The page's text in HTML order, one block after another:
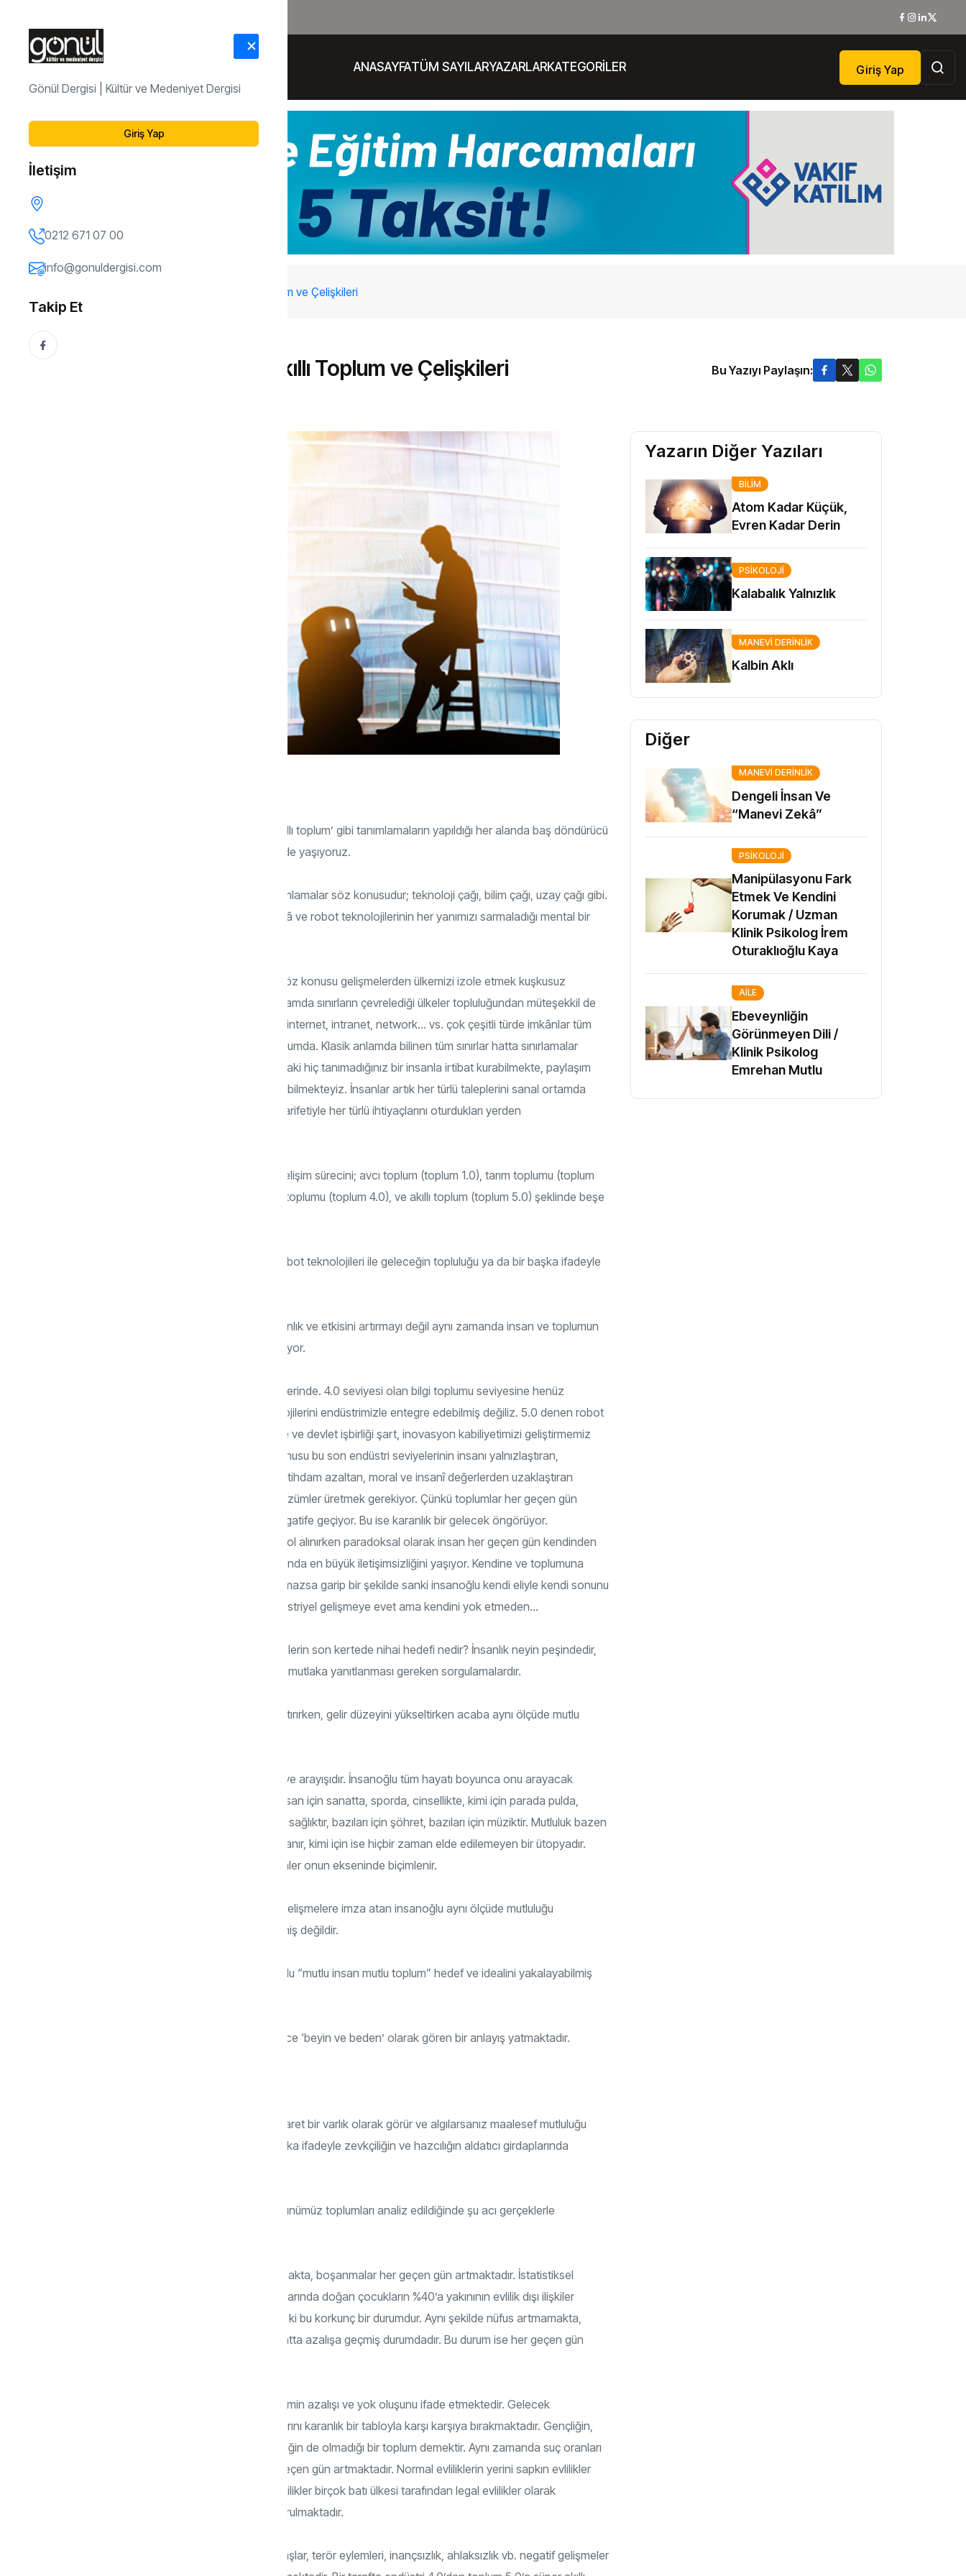
ANASAYFATÜM SAYILARYAZARLARKATEGORİLER
Giriş Yap
Gönül Dergisi | Kültür ve Medeniyet Dergisi
Giriş Yap
İletişim
0212 671 07 00
info@gonuldergisi.com
Takip Et
Yapay Zeka-Süper Akıllı Toplum ve Çelişkileri
Yapay Zeka-Süper Akıllı Toplum ve Çelişkileri Bu Yazıyı Paylaşın:
Endüstri 4.0’dan Toplum 5.0’a, ‘süper akıllı toplum’ gibi tanımlamaların yapıldığı her alanda baş döndürücü
gelişmelerin yaşandığı bir zaman kesitinde yaşıyoruz.
Günümüz için ifade edilen çok farklı tanımlamalar söz konusudur; teknoloji çağı, bilim çağı, uzay çağı gibi.
Hatta bugün gelinen noktada yapay zekâ ve robot teknolojilerinin her yanımızı sarmaladığı mental bir
Makro ölçekte tüm dünyada yaşanılan söz konusu gelişmelerden ülkemizi izole etmek kuşkusuz
mümkün değildir. Çağımız artık klasik anlamda sınırların çevrelediği ülkeler topluluğundan müteşekkil de
değil. Siber teknolojiler, dijital gelişmeler, internet, intranet, network… vs. çok çeşitli türde imkânlar tüm
dünyayı global bir köy haline getirmiş durumda. Klasik anlamda bilinen tüm sınırlar hatta sınırlamalar
ortadan kalktı. Dünya’nın diğer bir ucundaki hiç tanımadığınız bir insanla irtibat kurabilmekte, paylaşım
yapabilmekte, alışveriş imkânları sağlayabilmekteyiz. İnsanlar artık her türlü taleplerini sanal ortamda
gerçekleştirebilmekte, dijital düğmeler marifetiyle her türlü ihtiyaçlarını oturdukları yerden
Yapılan çalışmalar insanlığın teknolojik gelişim sürecini; avcı toplum (toplum 1.0), tarım toplumu (toplum
2.0), endüstri toplumu (toplum 3.0), bilgi toplumu (toplum 4.0), ve akıllı toplum (toplum 5.0) şeklinde beşe
Toplum 5.0 sayesinde yapay zeka ve robot teknolojileri ile geleceğin topluluğu ya da bir başka ifadeyle
Toplum 5.0 ile sadece teknolojinin yaygınlık ve etkisini artırmayı değil aynı zamanda insan ve toplumun
yaşam kalitesinin de artırılması hedefleniyor.
Türkiye birtakım verilere göre 3.0 seviyelerinde. 4.0 seviyesi olan bilgi toplumu seviyesine henüz
ulaşabilmiş değiliz. Siber ve dijital teknolojilerini endüstrimizle entegre edebilmiş değiliz. 5.0 denen robot
ve yapay zeka teknolojileri için üniversite ve devlet işbirliği şart, inovasyon kabiliyetimizi geliştirmemiz
gerekiyor ama aynı zamanda da söz konusu bu son endüstri seviyelerinin insanı yalnızlaştıran,
mekanikleştiren makine haline getiren, istihdam azaltan, moral ve insanî değerlerden uzaklaştıran
komplikasyonlarına karşı da alternatif çözümler üretmek gerekiyor. Çünkü toplumlar her geçen gün
yaşlanıyor, nüfus artış hızı duruyor ve negatife geçiyor. Bu ise karanlık bir gelecek öngörüyor.
Teknolojide endüstride zirvelere doğru yol alınırken paradoksal olarak insan her geçen gün kendinden
uzaklaşıyor. İronik bir şekilde iletişim çağında en büyük iletişimsizliğini yaşıyor. Kendine ve toplumuna
yabancılaşıyor. Yalnızlaşıyor. Önlem alınmazsa garip bir şekilde sanki insanoğlu kendi eliyle kendi sonunu
hazırlıyor. İnsanlık yararına her türlü endüstriyel gelişmeye evet ama kendini yok etmeden…
Tüm baş döndüren bu teknolojik gelişmelerin son kertede nihai hedefi nedir? İnsanlık neyin peşindedir,
neyi aramaktadır?.. türü ontolojik sorular mutlaka yanıtlanması gereken sorgulamalardır.
İnsan maddi anlamda refah seviyesini artırırken, gelir düzeyini yükseltirken acaba aynı ölçüde mutlu
Mutluluk, tüm insanların en temel özlem ve arayışıdır. İnsanoğlu tüm hayatı boyunca onu arayacak
biçimde dizayn edilmiştir. Mutluluk kimi insan için sanatta, sporda, cinsellikte, kimi için parada pulda,
makam, mevki ve statüdedir; bazıları için sağlıktır, bazıları için şöhret, bazıları için müziktir. Mutluluk bazen
içki masalarında, bazen uyuşturucuda aranır, kimi için ise hiçbir zaman elde edilemeyen bir ütopyadır.
Dinler onun için vardır, tüm felsefe ve izmler onun ekseninde biçimlenir.
Gelin görün ki baş döndüren teknolojik gelişmelere imza atan insanoğlu aynı ölçüde mutluluğu
yakalayabilmekteki başarıyı yakalayabilmiş değildir.
Akıllı toplum, yapay zekâ üreten insanoğlu “mutlu insan mutlu toplum” hedef ve idealini yakalayabilmiş
Bu yakıcı sorunun temelinde insanı sadece ‘beyin ve beden’ olarak gören bir anlayış yatmaktadır.
Siz insanı sadece beyin ve bedenden ibaret bir varlık olarak görür ve algılarsanız maalesef mutluluğu
ıskalayan ama hedonizmin ya da bir başka ifadeyle zevkçiliğin ve hazcılığın aldatıcı girdaplarında
Tüm ilerleme ve gelişmelerine rağmen günümüz toplumları analiz edildiğinde şu acı gerçeklerle
Aile kurumu çatırdamakta, evlilikler azalmakta, boşanmalar her geçen gün artmaktadır. İstatistiksel
verilere bakıldığında gelişmiş batı toplumlarında doğan çocukların %40’a yakınının evlilik dışı ilişkiler
sonucu dünyaya geldikleri görülmektedir ki bu korkunç bir durumdur. Aynı şekilde nüfus artmamakta,
aksine birçok batı ülkesinde durmakta hatta azalışa geçmiş durumdadır. Bu durum ise her geçen gün
Yaşlanmış bir toplum genç ve çocuk kesimin azalışı ve yok oluşunu ifade etmektedir. Gelecek
projeksiyonları yapıldığında batı toplumlarını karanlık bir tabloyla karşı karşıya bırakmaktadır. Gençliğin,
çocukların bulunmadığı bir toplum geleceğin de olmadığı bir toplum demektir. Aynı zamanda suç oranları
yükselmekte uyuşturucu bağımlılığı her geçen gün artmaktadır. Normal evliliklerin yerini sapkın evlilikler
almakta hatta homoseksüel lezbiyen evlilikler birçok batı ülkesi tarafından legal evlilikler olarak
tanınmakta ve yasal güvenceye kavuşturulmaktadır.
İntiharların yükseliş trendinde oluşu, savaşlar, terör eylemleri, inançsızlık, ahlaksızlık vb. negatif gelişmeler
Yazarın Diğer Yazıları
BILIM
Atom Kadar Küçük,
Evren Kadar Derin
PSIKOLOJI
Kalabalık Yalnızlık
MANEVI DERINLIK
Kalbin Aklı
Diğer
MANEVI DERINLIK
Dengeli İnsan Ve
“Manevi Zekâ”
PSIKOLOJI
Manipülasyonu Fark
Etmek Ve Kendini
Korumak / Uzman
Klinik Psikolog İrem
Oturaklıoğlu Kaya
AILE
Ebeveynliğin
Görünmeyen Dili /
Klinik Psikolog
Emrehan Mutlu